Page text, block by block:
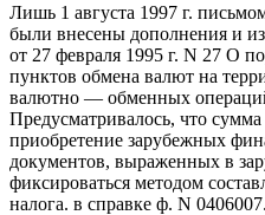
Лишь 1 августа 1997 г.
были внесены дополнения и
от 27 февраля 1995 г. N 27 О
пунктов обмена валют на
валютно — обменных
Предусматривалось, что
приобретение зарубежных
документов, выраженных в
фиксироваться методом
налога. в справке ф. N 0406007.